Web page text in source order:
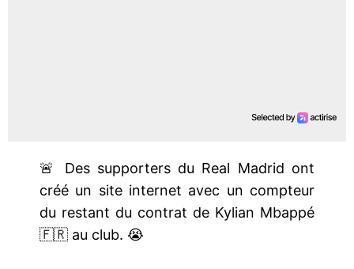
🚨 Des supporters du Real Madrid ont
créé un site internet avec un compteur
du restant du contrat de Kylian Mbappé
🇫🇷 au club. 😭